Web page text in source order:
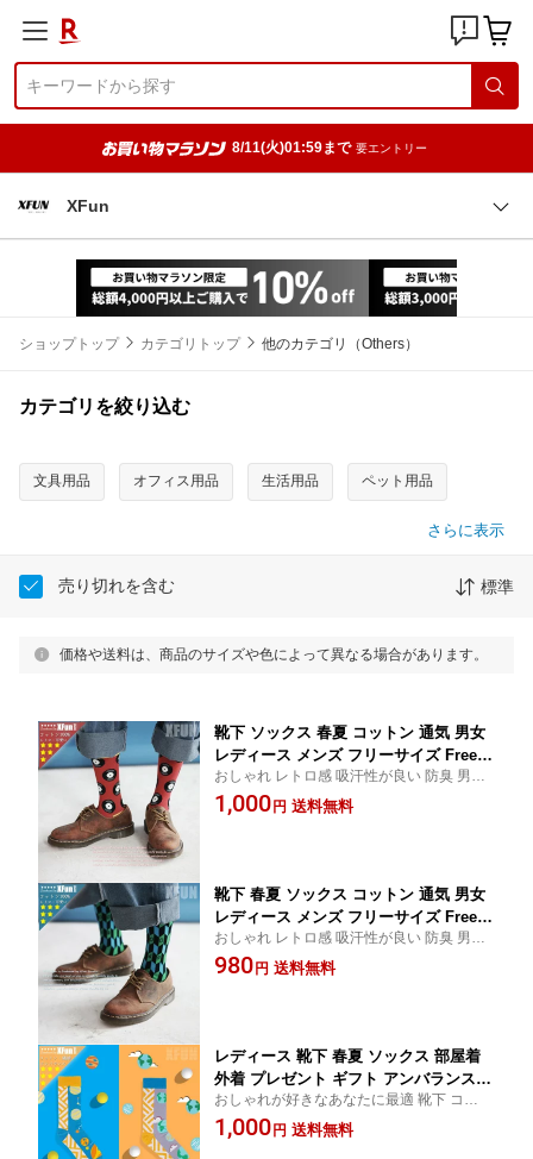
8/11(火)01:59まで 要エントリー
XFun
ショップトップ カテゴリトップ 他のカテゴリ（Others）
カテゴリを絞り込む
文具用品 オフィス用品 生活用品 ペット用品
さらに表示
売り切れを含む 標準
価格や送料は、商品のサイズや色によって異なる場合があります。
靴下 ソックス 春夏 コットン 通気 男女
レディース メンズ フリーサイズ Free si
ze レトロ おしゃれ ファッション 古風
クラシック Old School かっこ良い 個
おしゃれ レトロ感 吸汗性が良い 防臭 男女
問わず 誰でも穿ける 個性派 ソックス 数量
限定
1,000円 送料無料
靴下 春夏 ソックス コットン 通気 男女
レディース メンズ フリーサイズ Free si
ze レトロ おしゃれ ファッション 古風
クラシック Old School かっこ良い 個
おしゃれ レトロ感 吸汗性が良い 防臭 男女
問わず 誰でも穿ける 個性派 ソックス 数量
限定
980円 送料無料
レディース 靴下 春夏 ソックス 部屋着
外着 プレゼント ギフト アンバランス
コットン 通気 男女 メンズ 靴下 ソック
ス おしゃれ ファッション 個性的 可愛
おしゃれが好きなあなたに最適 靴下 コット
ン素材 個性派 ソックス 数量限定
1,000円 送料無料